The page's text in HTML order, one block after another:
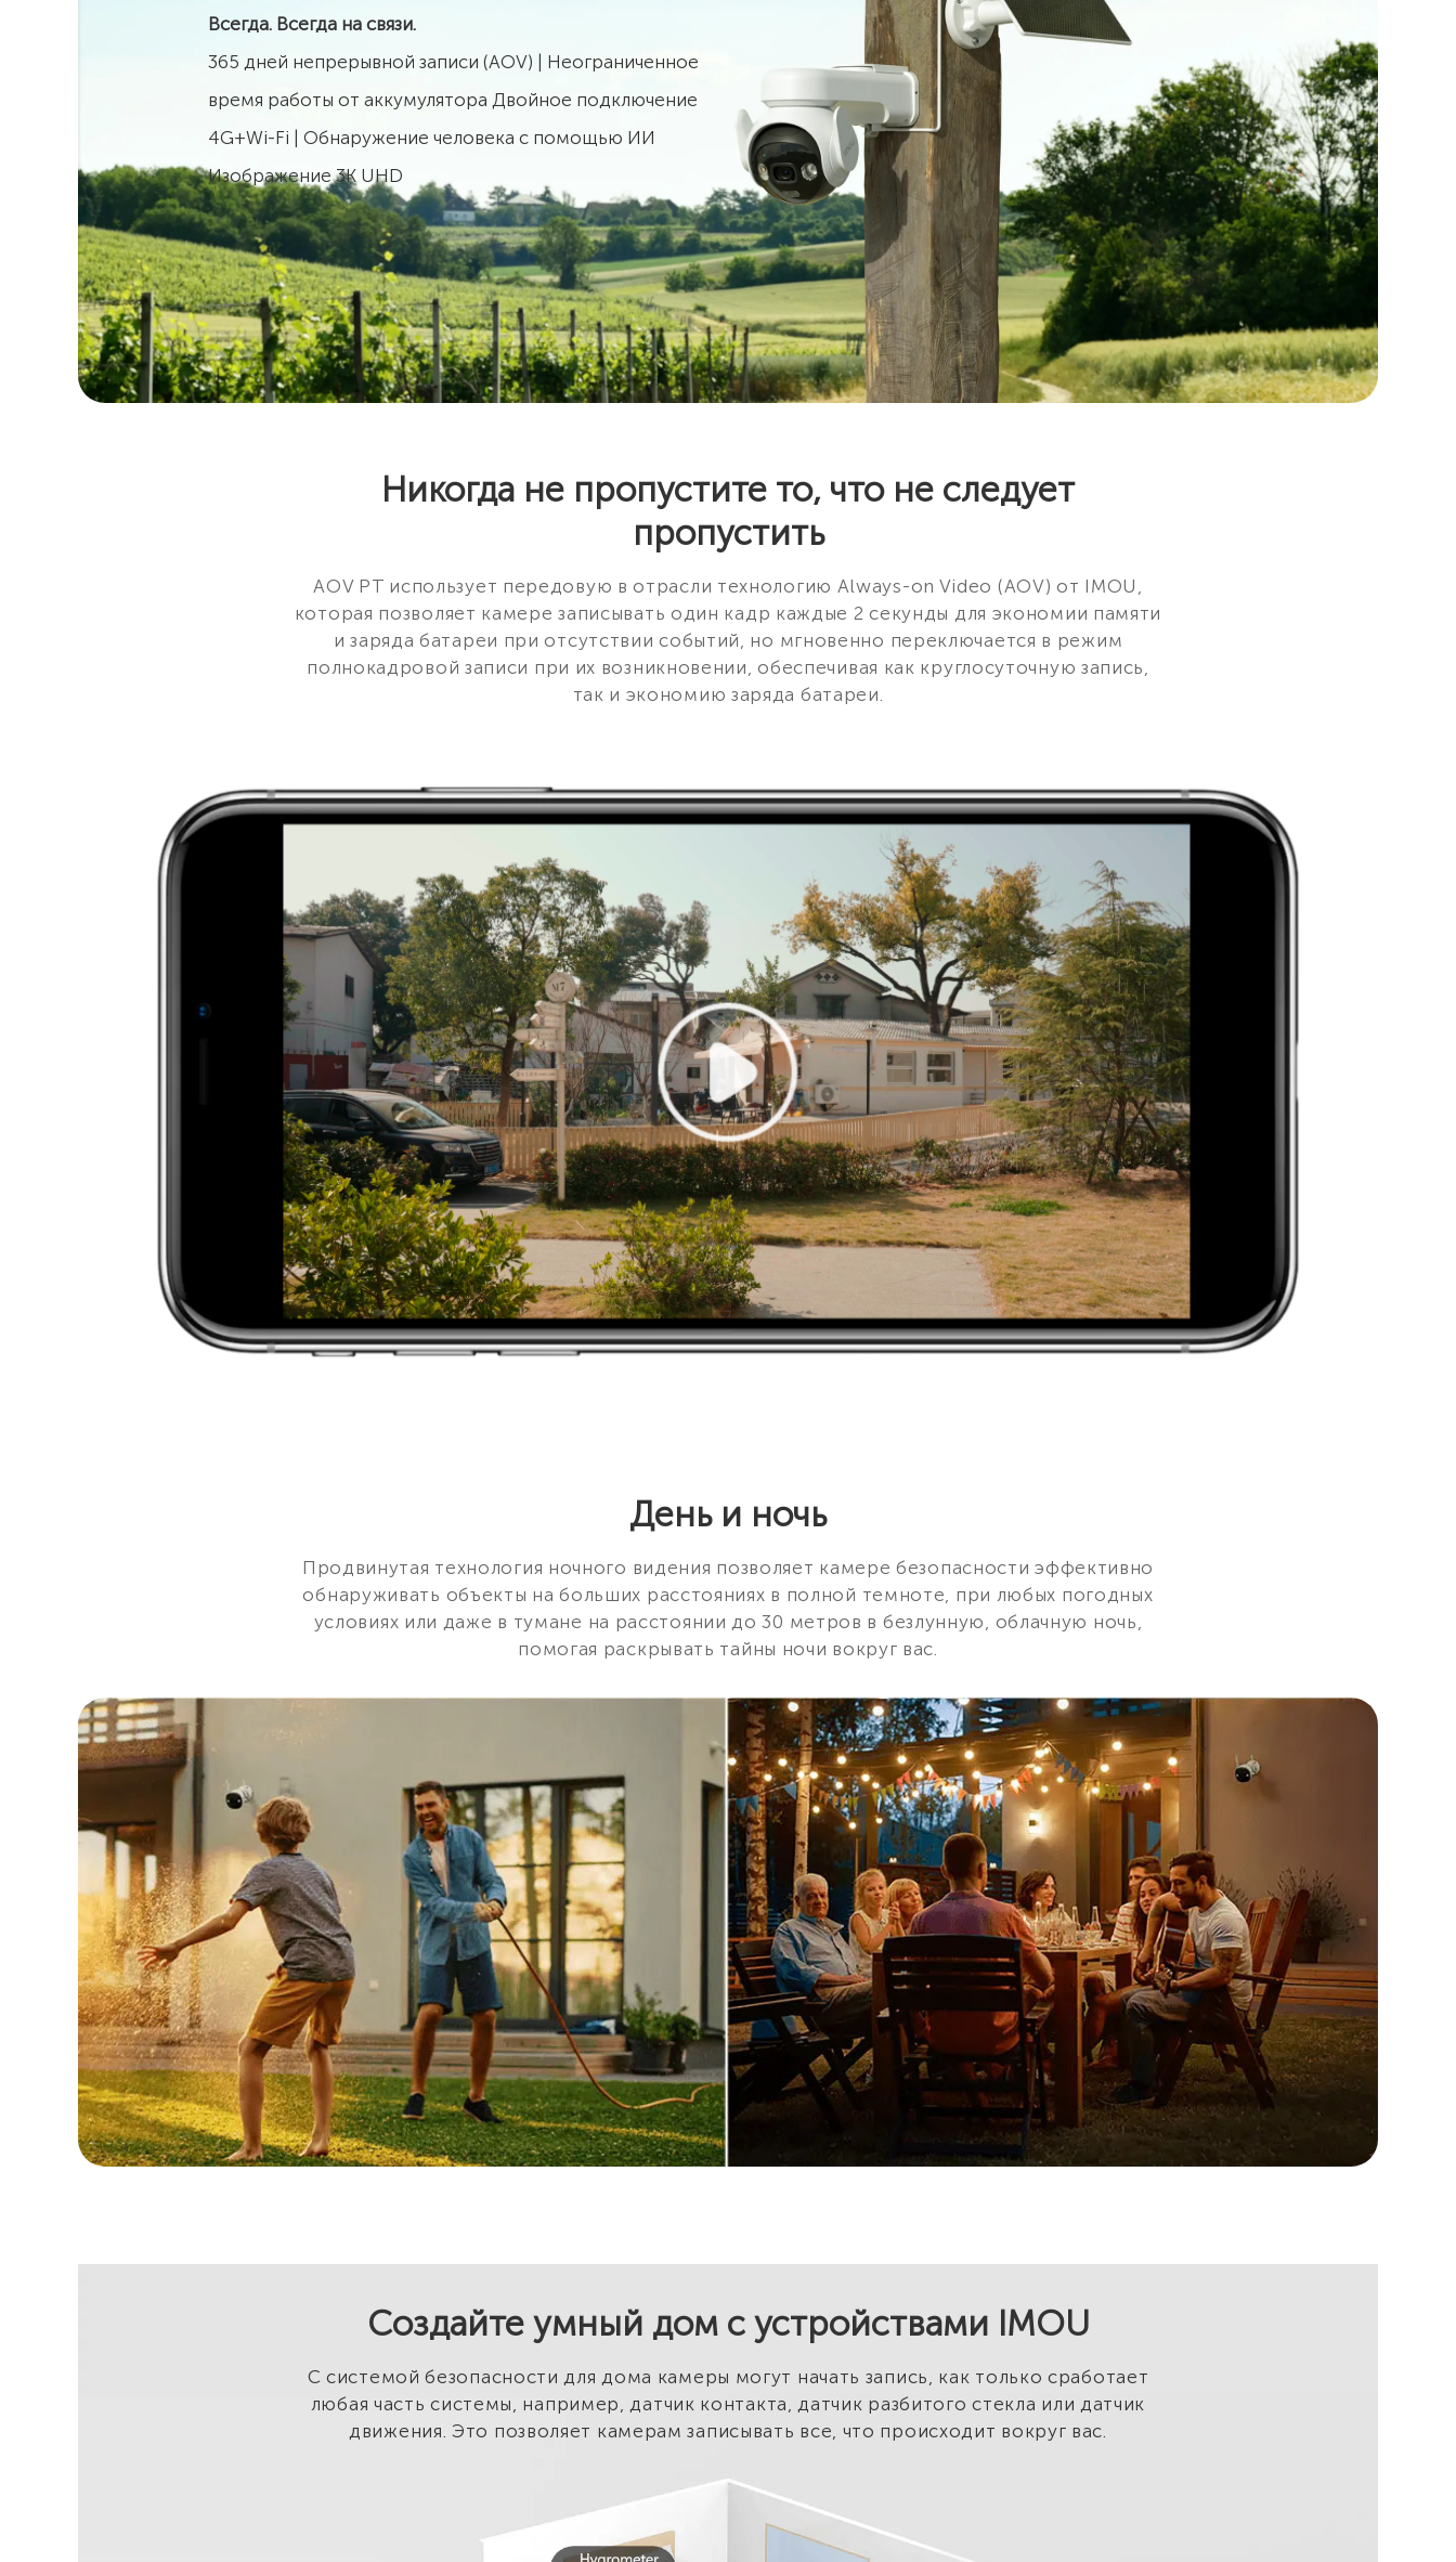
Всегда. Всегда на связи.
365 дней непрерывной записи (AOV) | Неограниченное
время работы от аккумулятора Двойное подключение
4G+Wi-Fi | Обнаружение человека с помощью ИИ
Изображение 3K UHD
Никогда не пропустите то, что не следует
пропустить
AOV PT использует передовую в отрасли технологию Always-on Video (AOV) от IMOU,
которая позволяет камере записывать один кадр каждые 2 секунды для экономии памяти
и заряда батареи при отсутствии событий, но мгновенно переключается в режим
полнокадровой записи при их возникновении, обеспечивая как круглосуточную запись,
так и экономию заряда батареи.
День и ночь
Продвинутая технология ночного видения позволяет камере безопасности эффективно
обнаруживать объекты на больших расстояниях в полной темноте, при любых погодных
условиях или даже в тумане на расстоянии до 30 метров в безлунную, облачную ночь,
помогая раскрывать тайны ночи вокруг вас.
Создайте умный дом с устройствами IMOU
С системой безопасности для дома камеры могут начать запись, как только сработает
любая часть системы, например, датчик контакта, датчик разбитого стекла или датчик
движения. Это позволяет камерам записывать все, что происходит вокруг вас.